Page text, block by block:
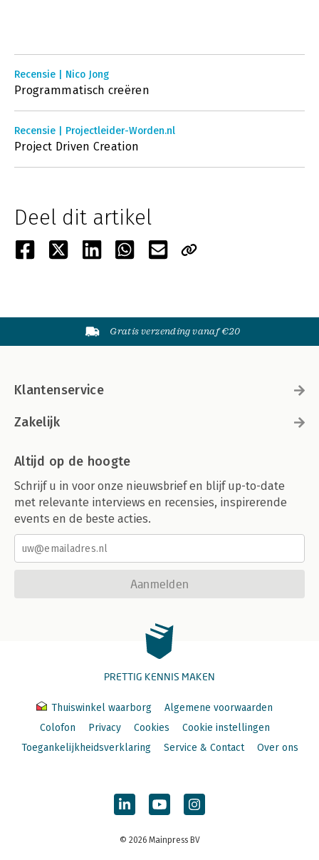
Recensie | Nico Jong
Programmatisch creëren
Recensie | Projectleider-Worden.nl
Project Driven Creation
Deel dit artikel
Gratis verzending vanaf €20
Klantenservice
Zakelijk
Altijd op de hoogte
Schrijf u in voor onze nieuwsbrief en blijf up-to-date
met relevante interviews en recensies, inspirerende
events en de beste acties.
Aanmelden
PRETTIG KENNIS MAKEN
Thuiswinkel waarborg
Algemene voorwaarden
Colofon
Privacy Cookies
Cookie instellingen
Toegankelijkheidsverklaring
Service & Contact Over ons
© 2026 Mainpress BV